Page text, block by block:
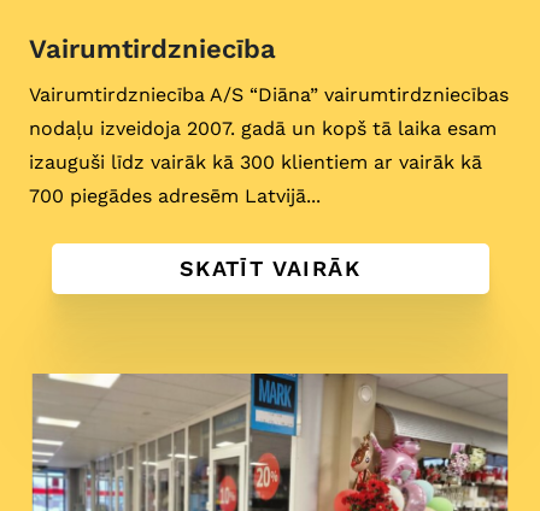
Vairumtirdzniecība
Vairumtirdzniecība A/S “Diāna” vairumtirdzniecības
nodaļu izveidoja 2007. gadā un kopš tā laika esam
izauguši līdz vairāk kā 300 klientiem ar vairāk kā
700 piegādes adresēm Latvijā...
SKATĪT VAIRĀK